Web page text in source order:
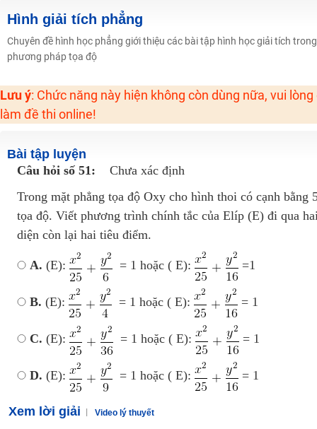
Học online lớp 2 với thầy cô giáo giỏi, nổi tiếng
2K6! Lộ Trình Sun 2024 - Ba bước luyện thi TN THPT - ĐH ít nhất 25 điểm
Hot! Lễ hội đồng giá 449K - 499K toàn bộ khoá học tại Tuyensinh247
Đồng giá khóa học 499K - 399K (13/11-15/11)
Khai giảng các khóa lớp 9 Toán - Lý - Hóa - Văn - Anh năm 2018
Luyện thi vào lớp 10 môn Toán, Văn, Hóa, Anh, Lý với giáo viên giỏi và nổi
Hình giải tích phẳng
Chuyên đề hình học phẳng giới thiệu các bài tập hình học giải tích
phương pháp tọa độ
Lưu ý: Chức năng này hiện không còn dùng nữa, vui
làm đề thi online!
Bài tập luyện
Câu hỏi số 51:
Chưa xác định
Trong mặt phẳng tọa độ Oxy cho hình thoi có cạnh
tọa độ. Viết phương trình chính tắc của Elíp (E) đi qua
diện còn lại hai tiêu điểm.
A. (E): = 1 hoặc ( E): =1
B. (E): = 1 hoặc ( E): = 1
C. (E): = 1 hoặc ( E): = 1
D. (E): = 1 hoặc ( E): = 1
Xem lời giải Video lý thuyết